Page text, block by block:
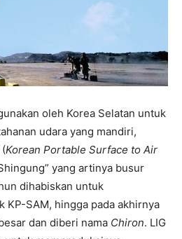
oleh Korea Selatan untuk
udara yang mandiri,
Korean Portable Surface to Air
yang artinya busur
dihabiskan untuk
KP-SAM, hingga pada akhirnya
dan diberi nama Chiron. LIG